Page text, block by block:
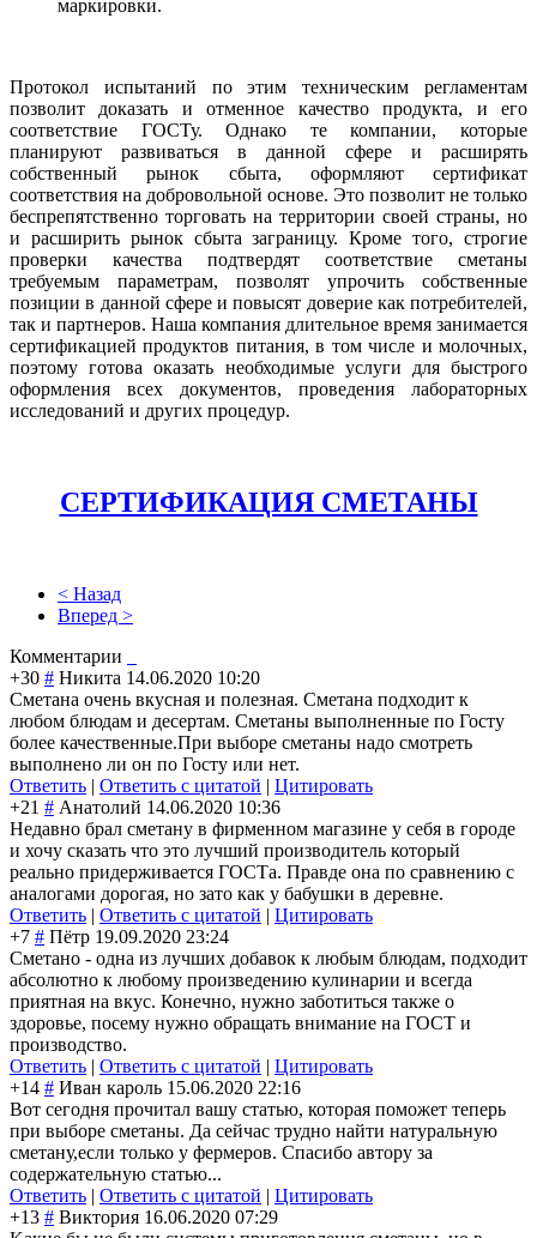
маркировки.
Протокол испытаний по этим техническим регламентам
позволит доказать и отменное качество продукта, и его
соответствие ГОСТу. Однако те компании, которые
планируют развиваться в данной сфере и расширять
собственный рынок сбыта, оформляют сертификат
соответствия на добровольной основе. Это позволит не только
беспрепятственно торговать на территории своей страны, но
и расширить рынок сбыта заграницу. Кроме того, строгие
проверки качества подтвердят соответствие сметаны
требуемым параметрам, позволят упрочить собственные
позиции в данной сфере и повысят доверие как потребителей,
так и партнеров. Наша компания длительное время занимается
сертификацией продуктов питания, в том числе и молочных,
поэтому готова оказать необходимые услуги для быстрого
оформления всех документов, проведения лабораторных
исследований и других процедур.
СЕРТИФИКАЦИЯ СМЕТАНЫ
< Назад
Вперед >
Комментарии
+30 # Никита 14.06.2020 10:20
Сметана очень вкусная и полезная. Сметана подходит к
любом блюдам и десертам. Сметаны выполненные по Госту
более качественные.При выборе сметаны надо смотреть
выполнено ли он по Госту или нет.
Ответить | Ответить с цитатой | Цитировать
+21 # Анатолий 14.06.2020 10:36
Недавно брал сметану в фирменном магазине у себя в городе
и хочу сказать что это лучший производитель который
реально придерживается ГОСТа. Правде она по сравнению с
аналогами дорогая, но зато как у бабушки в деревне.
Ответить | Ответить с цитатой | Цитировать
+7 # Пётр 19.09.2020 23:24
Сметано - одна из лучших добавок к любым блюдам, подходит
абсолютно к любому произведению кулинарии и всегда
приятная на вкус. Конечно, нужно заботиться также о
здоровье, посему нужно обращать внимание на ГОСТ и
производство.
Ответить | Ответить с цитатой | Цитировать
+14 # Иван кароль 15.06.2020 22:16
Вот сегодня прочитал вашу статью, которая поможет теперь
при выборе сметаны. Да сейчас трудно найти натуральную
сметану,если только у фермеров. Спасибо автору за
содержательную статью...
Ответить | Ответить с цитатой | Цитировать
+13 # Виктория 16.06.2020 07:29